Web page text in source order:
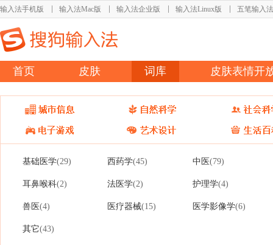
输入法手机版 输入法Mac版 输入法企业版 输入法Linux版 五笔输入法
首页 皮肤 词库 皮肤表情开
基础医学(29) 西药学(45) 中医(79)
耳鼻喉科(2) 法医学(2) 护理学(4)
兽医(4) 医疗器械(15) 医学影像学(6)
其它(43)